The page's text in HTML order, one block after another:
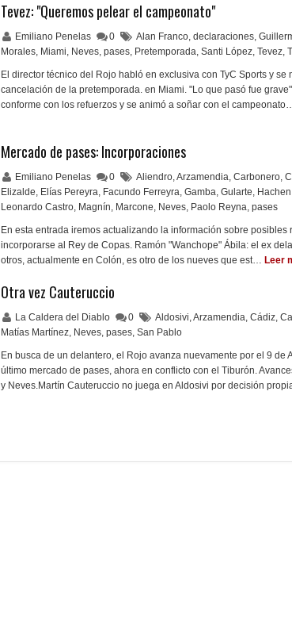
Tevez: "Queremos pelear el campeonato"
Emiliano Penelas 0 Alan Franco, declaraciones,
Morales, Miami, Neves, pases, Pretemporada, Santi López, Tevez,
El director técnico del Rojo habló en exclusiva con TyC Sports y se
cancelación de la pretemporada. en Miami. "Lo que pasó fue
conforme con los refuerzos y se animó a soñar con el
Mercado de pases: Incorporaciones
Emiliano Penelas 0 Aliendro,Arzamendia, Carbonero,
Elizalde, Elías Pereyra, Facundo Ferreyra, Gamba, Gularte, Hachen
Leonardo Castro, Magnín, Marcone, Neves, Paolo Reyna, pases
En esta entrada iremos actualizando la información sobre
incorporarse al Rey de Copas. Ramón "Wanchope" Ábila: el ex
otros, actualmente en Colón, es otro de los nueves que est… Leer
Otra vez Cauteruccio
La Caldera del Diablo 0 Aldosivi,Arzamendia, Cádiz,
Matías Martínez, Neves, pases, San Pablo
En busca de un delantero, el Rojo avanza nuevamente por el 9 de
último mercado de pases, ahora en conflicto con el Tiburón.
y Neves.Martín Cauteruccio no juega en Aldosivi por decisión